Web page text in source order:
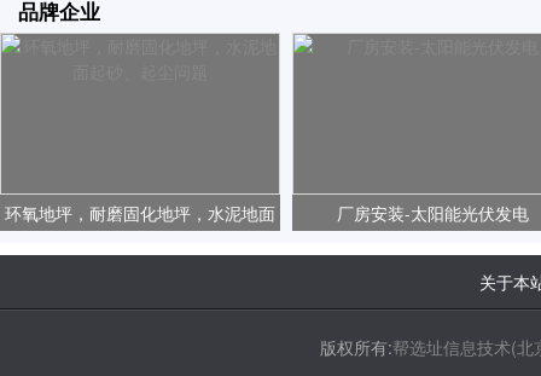
品牌企业
环氧地坪，耐磨固化地坪，水泥地面
起砂、起尘问题
厂房安装-太阳能光伏发电
关于本
版权所有:帮选址信息技术(北